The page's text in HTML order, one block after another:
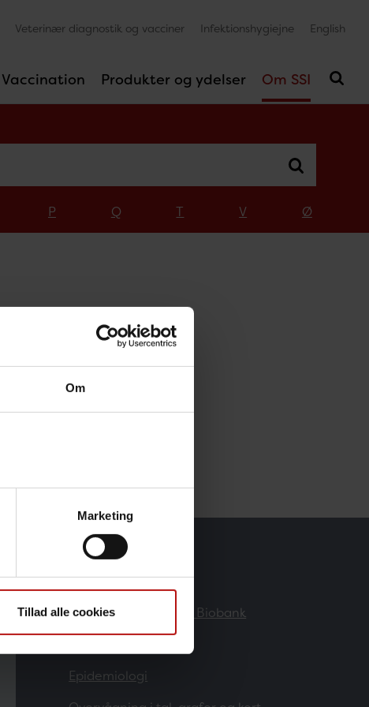
Om
Marketing
Tillad alle cookies
Vaccination Produkter og ydelser Om SSI
Veterinær diagnostik og vacciner Infektionshygiejne English
P Q T V Ø
Danmarks Nationale Biobank
Epidemiologi